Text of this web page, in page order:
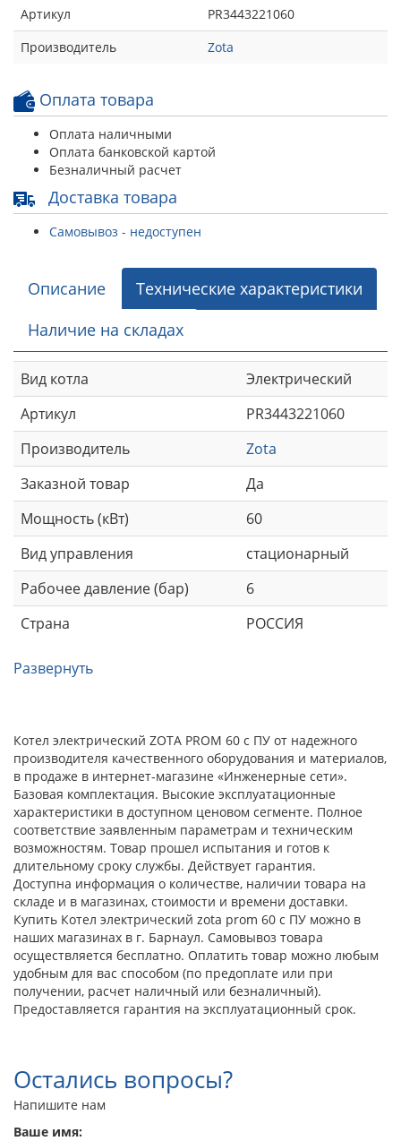
Артикул
PR3443221060
Производитель
Zota
Оплата товара
Оплата наличными
Оплата банковской картой
Безналичный расчет
Доставка товара
Самовывоз - недоступен
Описание
Технические характеристики
Наличие на складах
Вид котла
Электрический
Артикул
PR3443221060
Производитель
Zota
Заказной товар
Да
Мощность (кВт)
60
Вид управления
стационарный
Рабочее давление (бар)
6
Страна
РОССИЯ
Развернуть
Котел электрический ZOTA PROM 60 с ПУ от надежного
производителя качественного оборудования и материалов,
в продаже в интернет-магазине «Инженерные сети».
Базовая комплектация. Высокие эксплуатационные
характеристики в доступном ценовом сегменте. Полное
соответствие заявленным параметрам и техническим
возможностям. Товар прошел испытания и готов к
длительному сроку службы. Действует гарантия.
Доступна информация о количестве, наличии товара на
складе и в магазинах, стоимости и времени доставки.
Купить Котел электрический zota prom 60 с ПУ можно в
наших магазинах в г. Барнаул. Самовывоз товара
осуществляется бесплатно. Оплатить товар можно любым
удобным для вас способом (по предоплате или при
получении, расчет наличный или безналичный).
Предоставляется гарантия на эксплуатационный срок.
Остались вопросы?
Напишите нам
Ваше имя: